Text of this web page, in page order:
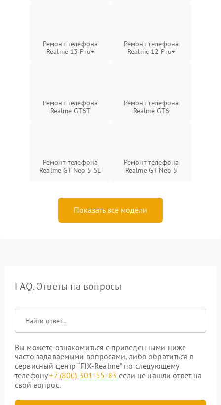
Ремонт телефона
Realme 13 Pro+
Ремонт телефона
Realme 12 Pro+
Ремонт телефона
Realme GT6T
Ремонт телефона
Realme GT6
Ремонт телефона
Realme GT Neo 5 SE
Ремонт телефона
Realme GT Neo 5
Показать все модели
FAQ. Ответы на вопросы
Вы можете ознакомиться с приведенными ниже
часто задаваемыми вопросами, либо обратиться в
сервисный центр “FIX-Realme” по следующему
телефону+7 (800) 301-55-83 если не нашли ответ на
свой вопрос.